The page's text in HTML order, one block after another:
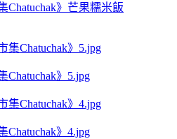
Chatuchak》芒果糯米飯
Chatuchak》5.jpg
Chatuchak》4.jpg